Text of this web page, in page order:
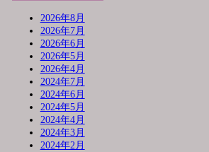
2026年8月
2026年7月
2026年6月
2026年5月
2026年4月
2024年7月
2024年6月
2024年5月
2024年4月
2024年3月
2024年2月